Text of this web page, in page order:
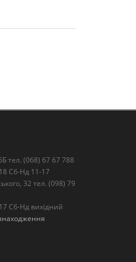
тел. (068) 67 67 788
Сб-Нд 11-17
32 тел. (098) 79
Сб-Нд вихідний